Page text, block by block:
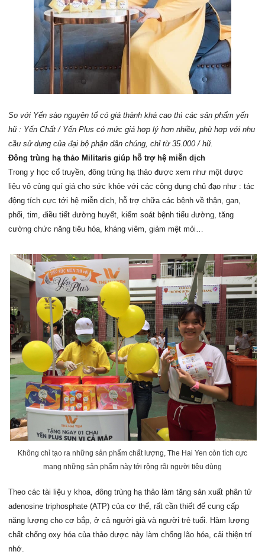
So với Yến sào nguyên tổ có giá thành khá cao thì các sản phẩm yến
hũ : Yến Chất / Yến Plus có mức giá hợp lý hơn nhiều, phù hợp với nhu
cầu sử dụng của đại bộ phận dân chúng, chỉ từ 35.000 / hũ.
Đông trùng hạ thảo Militaris giúp hỗ trợ hệ miễn dịch
Trong y học cổ truyền, đông trùng hạ thảo được xem như một dược
liệu vô cùng quí giá cho sức khỏe với các công dụng chủ đạo như : tác
động tích cực tới hệ miễn dịch, hỗ trợ chữa các bệnh về thận, gan,
phổi, tim, điều tiết đường huyết, kiểm soát bệnh tiểu đường, tăng
cường chức năng tiêu hóa, kháng viêm, giảm mệt mỏi…
Không chỉ tạo ra những sản phẩm chất lượng, The Hai Yen còn tích cực
mang những sản phẩm này tới rộng rãi người tiêu dùng
Theo các tài liệu y khoa, đông trùng hạ thảo làm tăng sản xuất phân tử
adenosine triphosphate (ATP) của cơ thể, rất cần thiết để cung cấp
năng lượng cho cơ bắp, ở cả người già và người trẻ tuổi. Hàm lượng
chất chống oxy hóa của thảo dược này làm chống lão hóa, cải thiện trí
nhớ.